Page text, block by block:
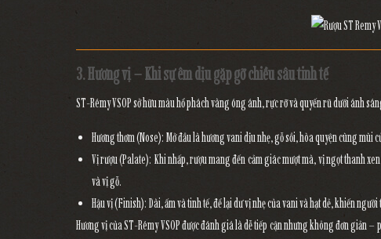
3. Hương vị – Khi sự êm dịu gặp gỡ chiều sâu tinh tế
ST-Rémy VSOPsở hữumàu hổ phách vàng óng ánh, rực rỡ và quyến rũ dưới ánh
Hương thơm (Nose): Mở đầu là hương vani dịu nhẹ, gỗ sồi, hòa quyện cùng
Vị rượu (Palate): Khi nhấp, rượu mang đến cảm giác mượt mà, vị ngọt thanh
và vị gỗ.
Hậu vị (Finish): Dài, ấm và tinh tế, để lại dư vị nhẹ của vani và hạt dẻ, khiến
Hương vị củaST-Rémy VSOPđược đánh giá làdễ tiếp cận nhưng không đơn giản–